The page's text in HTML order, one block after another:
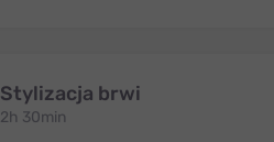
Stylizacja brwi
2h 30min